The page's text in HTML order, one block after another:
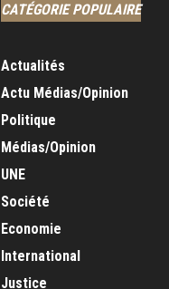
CATÉGORIE POPULAIRE
Actualités
Actu Médias/Opinion
Politique
Médias/Opinion
UNE
Société
Economie
International
Justice